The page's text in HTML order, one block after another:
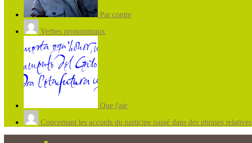
Par contre
Verbes pronominaux
Que j'aie
Concernant les accords du participe passé dans des phrases relatives